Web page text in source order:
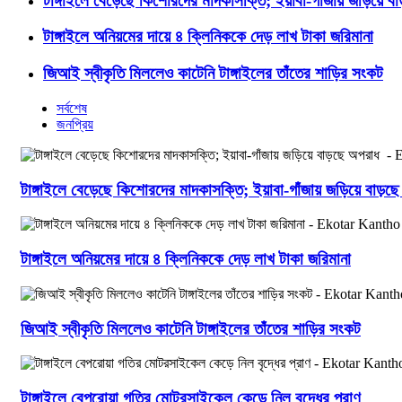
টাঙ্গাইলে অনিয়মের দায়ে ৪ ক্লিনিককে দেড় লাখ টাকা জরিমানা
জিআই স্বীকৃতি মিললেও কাটেনি টাঙ্গাইলের তাঁতের শাড়ির সংকট
সর্বশেষ
জনপ্রিয়
টাঙ্গাইলে বেড়েছে কিশোরদের মাদকাসক্তি; ইয়াবা-গাঁজায় জড়িয়ে
টাঙ্গাইলে অনিয়মের দায়ে ৪ ক্লিনিককে দেড় লাখ টাকা জরিমানা
জিআই স্বীকৃতি মিললেও কাটেনি টাঙ্গাইলের তাঁতের শাড়ির সংকট
টাঙ্গাইলে বেপরোয়া গতির মোটরসাইকেল কেড়ে নিল বৃদ্ধের প্রাণ